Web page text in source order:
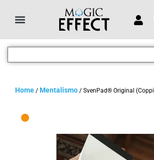
Home / Mentalismo / SvenPad® Original